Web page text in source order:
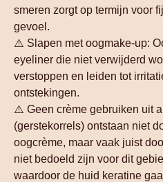
smeren zorgt op termijn voor
gevoel.
⚠️ Slapen met oogmake-up:
eyeliner die niet verwijderd
verstoppen en leiden tot
ontstekingen.
⚠️ Geen crème gebruiken uit
(gerstekorrels) ontstaan niet
oogcrème, maar vaak juist
niet bedoeld zijn voor dit
waardoor de huid keratine